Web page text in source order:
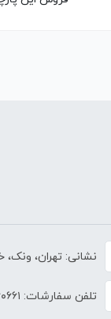
نشانی: تهران، ونک،
تلفن سفارشات: